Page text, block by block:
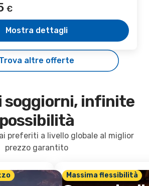
€
Mostra dettagli
Trova altre offerte
soggiorni, infinite
possibilità
preferiti a livello globale al miglior
prezzo garantito
Massima flessibilità